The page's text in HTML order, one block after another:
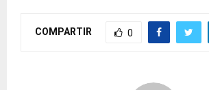
COMPARTIR 0